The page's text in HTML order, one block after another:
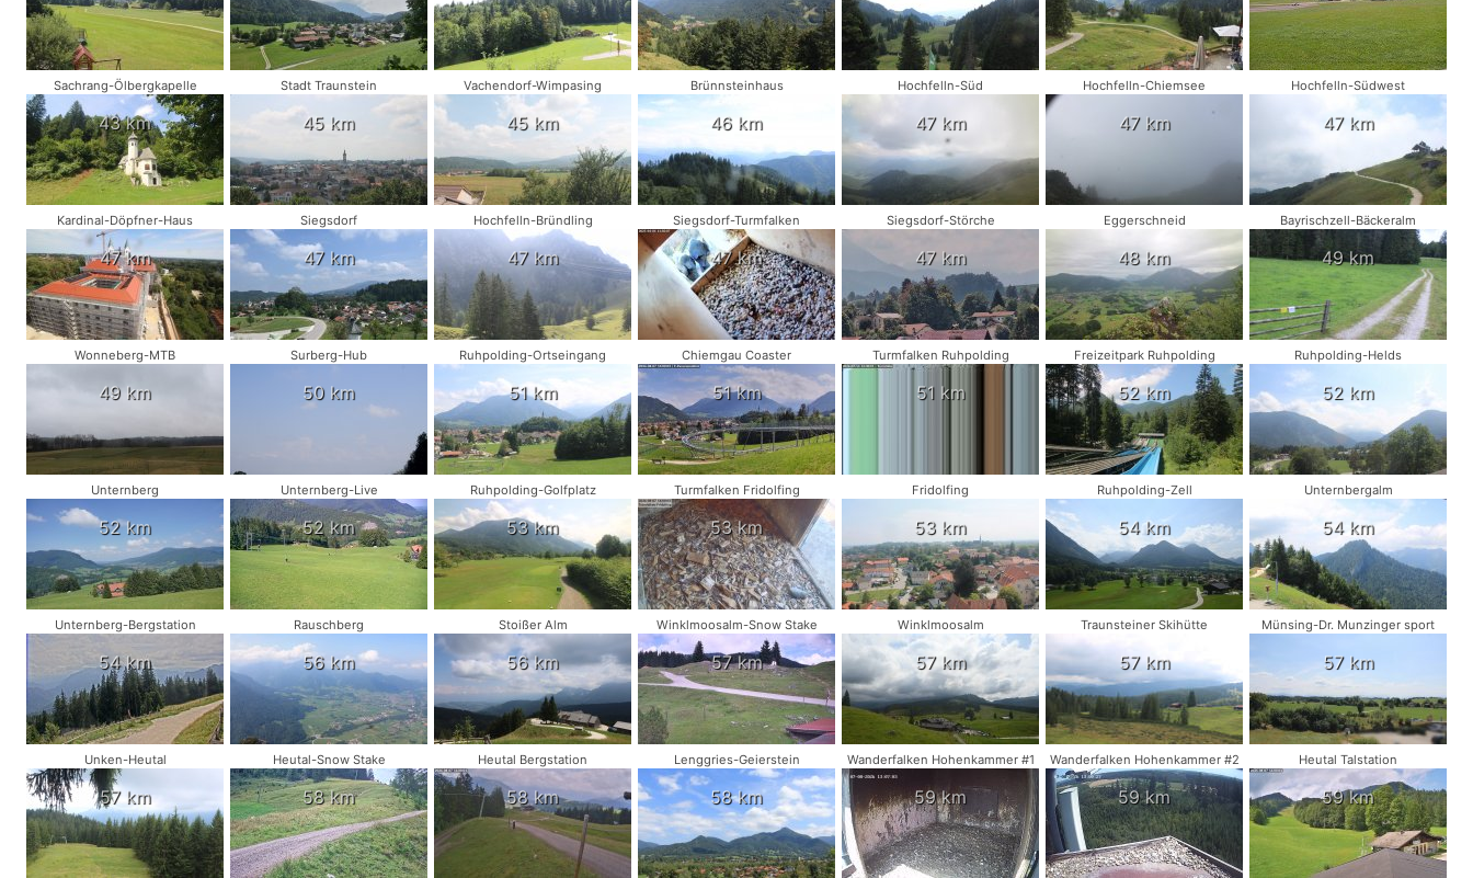
Sachrang-Ölbergkapelle
43 km
Stadt Traunstein
45 km
Vachendorf-Wimpasing
45 km
Brünnsteinhaus
46 km
Hochfelln-Süd
47 km
Hochfelln-Chiemsee
47 km
Hochfelln-Südwest
47 km
Kardinal-Döpfner-Haus
47 km
Siegsdorf
47 km
Hochfelln-Bründling
47 km
Siegsdorf-Turmfalken
47 km
Siegsdorf-Störche
47 km
Eggerschneid
48 km
Bayrischzell-Bäckeralm
49 km
Wonneberg-MTB
49 km
Surberg-Hub
50 km
Ruhpolding-Ortseingang
51 km
Chiemgau Coaster
51 km
Turmfalken Ruhpolding
51 km
Freizeitpark Ruhpolding
52 km
Ruhpolding-Helds
52 km
Unternberg
52 km
Unternberg-Live
52 km
Ruhpolding-Golfplatz
53 km
Turmfalken Fridolfing
53 km
Fridolfing
53 km
Ruhpolding-Zell
54 km
Unternbergalm
54 km
Unternberg-Bergstation
54 km
Rauschberg
56 km
Stoißer Alm
56 km
Winklmoosalm-Snow Stake
57 km
Winklmoosalm
57 km
Traunsteiner Skihütte
57 km
Münsing-Dr. Munzinger sport
57 km
Unken-Heutal
57 km
Heutal-Snow Stake
58 km
Heutal Bergstation
58 km
Lenggries-Geierstein
58 km
Wanderfalken Hohenkammer #1
59 km
Wanderfalken Hohenkammer #2
59 km
Heutal Talstation
59 km